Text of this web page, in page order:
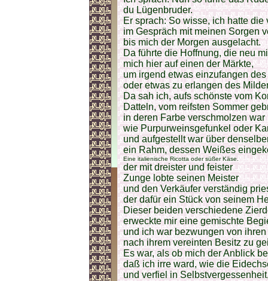
du Lügenbruder.
Er sprach: So wisse, ich hatte die
im Gespräch mit meinen Sorgen
bis mich der Morgen ausgelacht.
Da führte die Hoffnung, die neu
mich hier auf einen der Märkte,
um irgend etwas einzufangen
oder etwas zu erlangen des
Da sah ich, aufs schönste vom
Datteln, vom reifsten Sommer
in deren Farbe verschmolzen
wie Purpurweinsgefunkel oder
und aufgestellt war über
ein Rahm, dessen Weißes
Eine italienische Ricotta oder süßer Käse.
der mit dreister und feister
Zunge lobte seinen Meister
und den Verkäufer verständig
der dafür ein Stück von seinem
Dieser beiden verschiedene
erweckte mir eine gemischte
und ich war bezwungen von
nach ihrem vereinten Besitz zu
Es war, als ob mich der Anblick
daß ich irre ward, wie die
und verfiel in